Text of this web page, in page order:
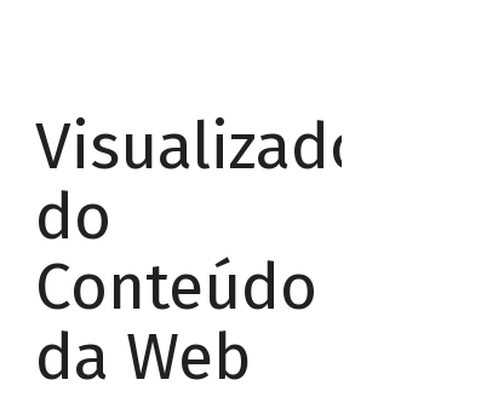
Visualizador
do
Conteúdo
da Web